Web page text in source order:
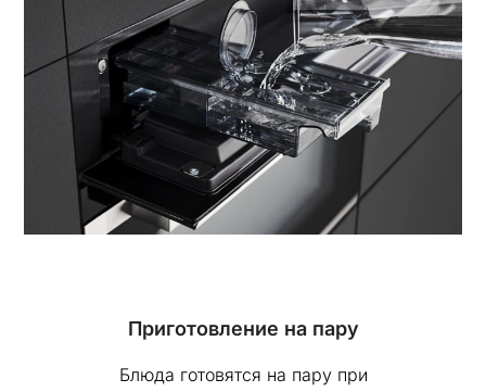
Приготовление на пару
Блюда готовятся на пару при